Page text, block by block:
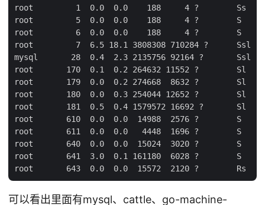
root         1  0.0  0.0    188     4 ?        Ss
root         5  0.0  0.0    188     4 ?        S
root         6  0.0  0.0    188     4 ?        S
root         7  6.5 18.1 3808308 710284 ?      Ssl  03:50
mysql       28  0.4  2.3 2135756 92164 ?       Ssl
root       170  0.1  0.2 264632 11552 ?        Sl
root       179  0.0  0.2 274668  8632 ?        Sl
root       180  0.0  0.3 254044 12652 ?        Sl
root       181  0.5  0.4 1579572 16692 ?       Sl
root       610  0.0  0.0  14988  2576 ?        S
root       611  0.0  0.0   4448  1696 ?        S
root       640  0.0  0.0  15024  3020 ?        S
root       641  3.0  0.1 161180  6028 ?        S
可以看出里面有mysql、cattle、go-machine-